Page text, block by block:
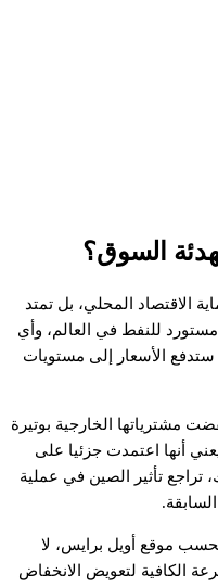
السوق؟
الاقتصاد المحلي، بل تمتد
للنفط في العالم، وأي
الأسعار إلى مستويات
مشترياتها الخارجية بوتيرة
أنها اعتمدت جزئيا على
تراجع تأثير الصين في عملية
موقع أويل برايس، لا
الكافية لتعويض الانخفاض